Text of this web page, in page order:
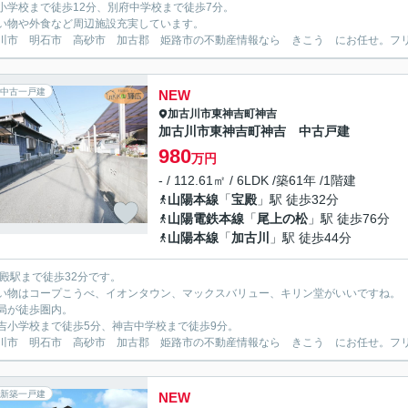
学校まで徒歩12分、別府中学校まで徒歩7分。
物や外食など周辺施設充実しています。
市 明石市 高砂市 加古郡 姫路市の不動産情報なら きこう にお任せ。フリ
中古一戸建 NEW
加古川市東神吉町神吉
加古川市東神吉町神吉 中古戸建
980万円
- / 112.61㎡ / 6LDK /築61年 /1階建
山陽本線 「宝殿 」駅 徒歩32分
山陽電鉄本線 「尾上の松」駅 徒歩76分
山陽本線 「加古川 」駅 徒歩44分
駅まで徒歩32分です。
物はコープこうべ、イオンタウン、マックスバリュー、キリン堂がいいですね。
が徒歩圏内。
小学校まで徒歩5分、神吉中学校まで徒歩9分。
市 明石市 高砂市 加古郡 姫路市の不動産情報なら きこう にお任せ。フリ
新築一戸建 NEW